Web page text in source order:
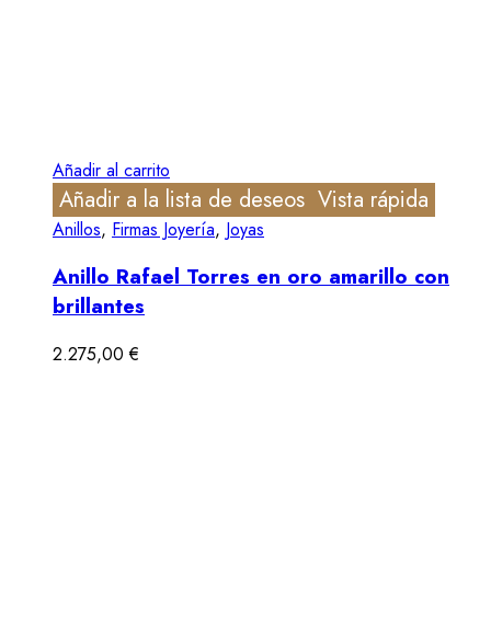
Añadir al carrito
Añadir a la lista de deseos Vista rápida
Anillos, Firmas Joyería, Joyas
Anillo Rafael Torres en oro amarillo con
brillantes
2.275,00€